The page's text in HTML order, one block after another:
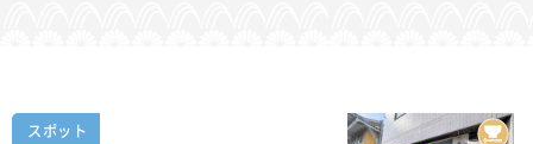
スポット